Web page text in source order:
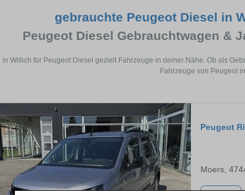
gebrauchte Peugeot Diesel in
Peugeot Diesel Gebrauchtwagen &
in Willich für Peugeot Diesel gezielt Fahrzeuge in deiner Nähe. Ob als
Fahrzeuge von Peugeot
Peugeot
Moers,